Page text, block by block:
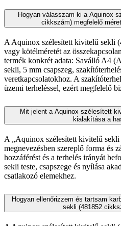
Hogyan válasszam ki a Aquinox
cikkszám) megfelelő
A Aquinox szélesített kivitelű sekli
vagy kötélméretét az
termék konkrét adata: Saválló A4
sekli, 5 mm csapszeg,
veretkapcsolatokhoz. A
üzemi terheléssel, ezért megfelelő
Mit jelent a Aquinox szélesített
kialakítása a
A „Aquinox szélesített kivitelű
megnevezésben szereplő forma és
hozzáférést és a terhelés irányát
sekli teste, csapszege és nyílása
csatlakozó elemekhez.
Hogyan ellenőrizzem és tartsam
sekli (481852